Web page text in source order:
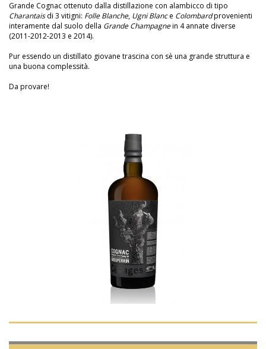
Grande Cognac ottenuto dalla distillazione con alambicco di tipo
Charantaisdi 3 vitigni: Folle Blanche, Ugni Blance Colombardprovenienti
interamente dal suolo della Grande Champagnein 4 annate diverse
(2011-2012-2013 e 2014).
Pur essendo un distillato giovane trascina con sè una grande struttura e
una buona complessità.
Da provare!